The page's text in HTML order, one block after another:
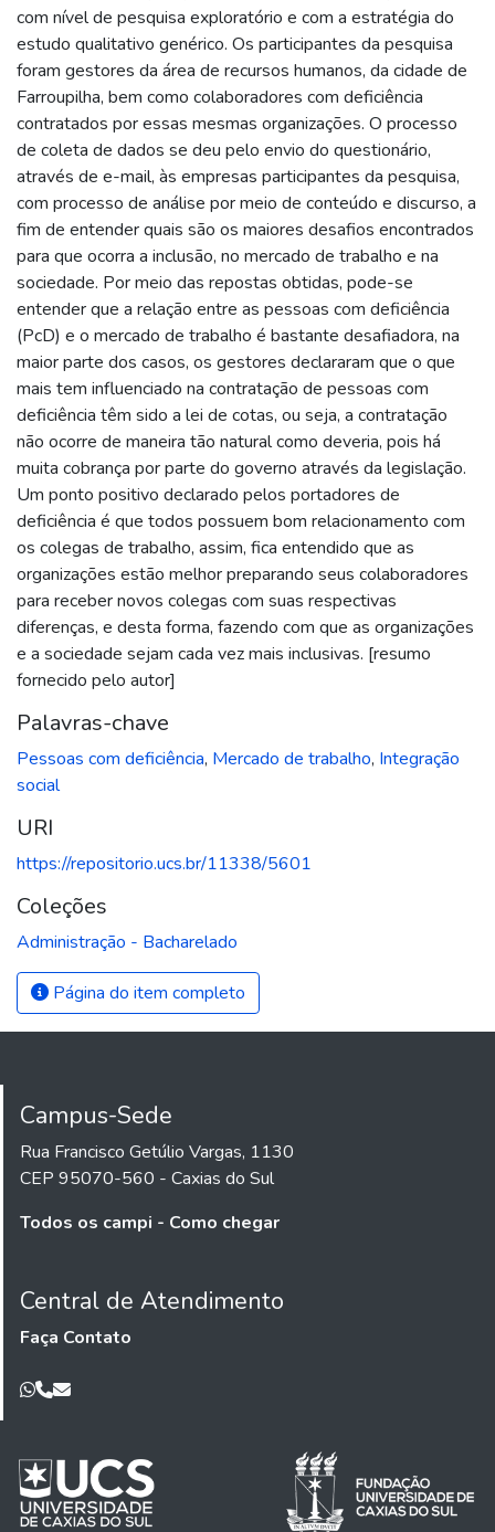
com nível de pesquisa exploratório e com a estratégia do
estudo qualitativo genérico. Os participantes da pesquisa
foram gestores da área de recursos humanos, da cidade de
Farroupilha, bem como colaboradores com deficiência
contratados por essas mesmas organizações. O processo
de coleta de dados se deu pelo envio do questionário,
através de e-mail, às empresas participantes da pesquisa,
com processo de análise por meio de conteúdo e discurso, a
fim de entender quais são os maiores desafios encontrados
para que ocorra a inclusão, no mercado de trabalho e na
sociedade. Por meio das repostas obtidas, pode-se
entender que a relação entre as pessoas com deficiência
(PcD) e o mercado de trabalho é bastante desafiadora, na
maior parte dos casos, os gestores declararam que o que
mais tem influenciado na contratação de pessoas com
deficiência têm sido a lei de cotas, ou seja, a contratação
não ocorre de maneira tão natural como deveria, pois há
muita cobrança por parte do governo através da legislação.
Um ponto positivo declarado pelos portadores de
deficiência é que todos possuem bom relacionamento com
os colegas de trabalho, assim, fica entendido que as
organizações estão melhor preparando seus colaboradores
para receber novos colegas com suas respectivas
diferenças, e desta forma, fazendo com que as organizações
e a sociedade sejam cada vez mais inclusivas. [resumo
fornecido pelo autor]
Palavras-chave
Pessoas com deficiência, Mercado de trabalho, Integração
social
URI
https://repositorio.ucs.br/11338/5601
Coleções
Administração - Bacharelado
Página do item completo
Campus-Sede
Rua Francisco Getúlio Vargas, 1130
CEP 95070-560 - Caxias do Sul
Todos os campi - Como chegar
Central de Atendimento
Faça Contato